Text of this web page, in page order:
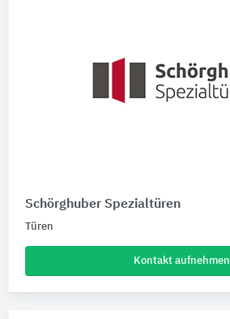
Schörghuber Spezialtüren
Türen
Kontakt aufnehmen